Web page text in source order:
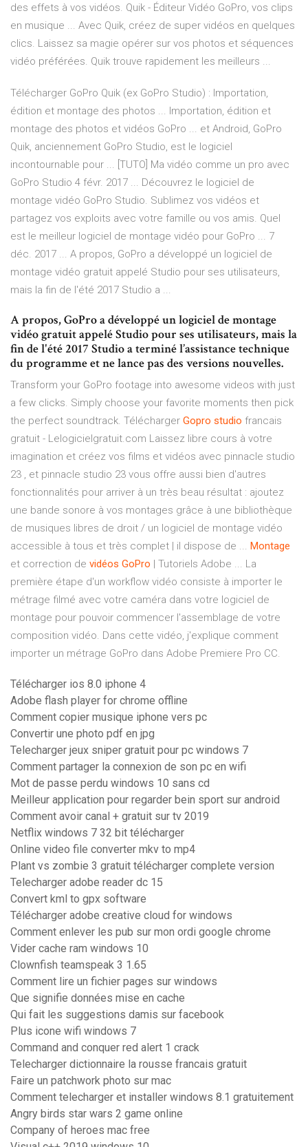
des effets à vos vidéos. Quik - Éditeur Vidéo GoPro, vos clips
en musique ... Avec Quik, créez de super vidéos en quelques
clics. Laissez sa magie opérer sur vos photos et séquences
vidéo préférées. Quik trouve rapidement les meilleurs ...
Télécharger GoPro Quik (ex GoPro Studio) : Importation,
édition et montage des photos ... Importation, édition et
montage des photos et vidéos GoPro ... et Android, GoPro
Quik, anciennement GoPro Studio, est le logiciel
incontournable pour ... [TUTO] Ma vidéo comme un pro avec
GoPro Studio 4 févr. 2017 ... Découvrez le logiciel de
montage vidéo GoPro Studio. Sublimez vos vidéos et
partagez vos exploits avec votre famille ou vos amis. Quel
est le meilleur logiciel de montage vidéo pour GoPro ... 7
déc. 2017 ... A propos, GoPro a développé un logiciel de
montage vidéo gratuit appelé Studio pour ses utilisateurs,
mais la fin de l'été 2017 Studio a ...
A propos, GoPro a développé un logiciel de montage
vidéo gratuit appelé Studio pour ses utilisateurs, mais la
fin de l'été 2017 Studio a terminé l’assistance technique
du programme et ne lance pas des versions nouvelles.
Transform your GoPro footage into awesome videos with just
a few clicks. Simply choose your favorite moments then pick
the perfect soundtrack. Télécharger Gopro studio francais
gratuit - Lelogicielgratuit.com Laissez libre cours à votre
imagination et créez vos films et vidéos avec pinnacle studio
23 , et pinnacle studio 23 vous offre aussi bien d'autres
fonctionnalités pour arriver à un très beau résultat : ajoutez
une bande sonore à vos montages grâce à une bibliothèque
de musiques libres de droit / un logiciel de montage vidéo
accessible à tous et très complet | il dispose de ... Montage
et correction de vidéos GoPro | Tutoriels Adobe ... La
première étape d'un workflow vidéo consiste à importer le
métrage filmé avec votre caméra dans votre logiciel de
montage pour pouvoir commencer l'assemblage de votre
composition vidéo. Dans cette vidéo, j'explique comment
importer un métrage GoPro dans Adobe Premiere Pro CC.
Télécharger ios 8.0 iphone 4
Adobe flash player for chrome offline
Comment copier musique iphone vers pc
Convertir une photo pdf en jpg
Telecharger jeux sniper gratuit pour pc windows 7
Comment partager la connexion de son pc en wifi
Mot de passe perdu windows 10 sans cd
Meilleur application pour regarder bein sport sur android
Comment avoir canal + gratuit sur tv 2019
Netflix windows 7 32 bit télécharger
Online video file converter mkv to mp4
Plant vs zombie 3 gratuit télécharger complete version
Telecharger adobe reader dc 15
Convert kml to gpx software
Télécharger adobe creative cloud for windows
Comment enlever les pub sur mon ordi google chrome
Vider cache ram windows 10
Clownfish teamspeak 3 1.65
Comment lire un fichier pages sur windows
Que signifie données mise en cache
Qui fait les suggestions damis sur facebook
Plus icone wifi windows 7
Command and conquer red alert 1 crack
Telecharger dictionnaire la rousse francais gratuit
Faire un patchwork photo sur mac
Comment telecharger et installer windows 8.1 gratuitement
Angry birds star wars 2 game online
Company of heroes mac free